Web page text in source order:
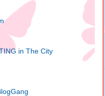
in The City